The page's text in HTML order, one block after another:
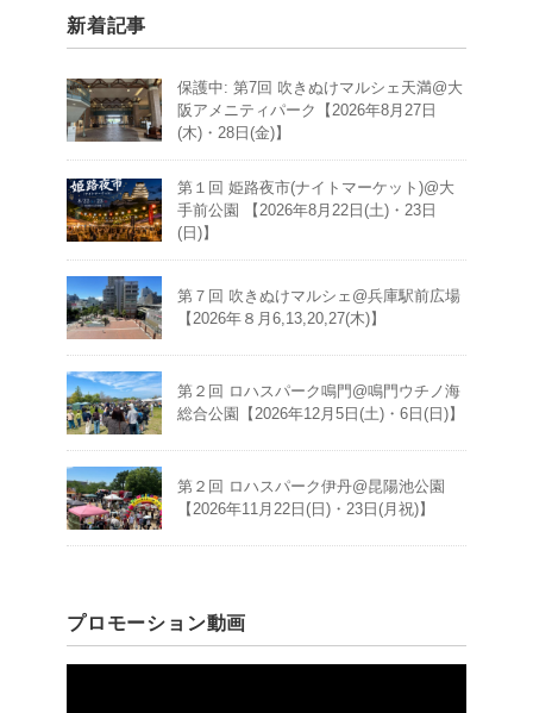
新着記事
保護中: 第7回 吹きぬけマルシェ天満@大
阪アメニティパーク【2026年8月27日
(木)・28日(金)】
第１回 姫路夜市(ナイトマーケット)@大
手前公園 【2026年8月22日(土)・23日
(日)】
第７回 吹きぬけマルシェ@兵庫駅前広場
【2026年８月6,13,20,27(木)】
第２回 ロハスパーク鳴門@鳴門ウチノ海
総合公園【2026年12月5日(土)・6日(日)】
第２回 ロハスパーク伊丹@昆陽池公園
【2026年11月22日(日)・23日(月祝)】
プロモーション動画